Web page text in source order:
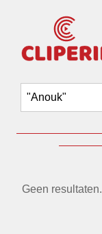
Geen resultaten.